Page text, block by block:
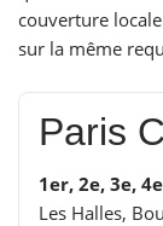
couverture
sur la même
Paris
1er, 2e, 3e,
Les Halles,